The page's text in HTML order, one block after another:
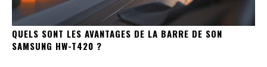
QUELS SONT LES AVANTAGES DE LA BARRE DE SON
SAMSUNG HW-T420 ?